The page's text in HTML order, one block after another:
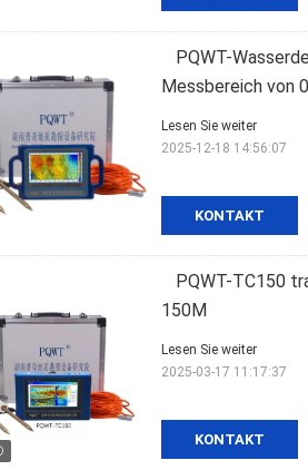
PQWT-
Messbereich von
KONTAKT
Lesen Sie weiter
2025-12-18 14:56:07
PQWT-TC150
150M
KONTAKT
Lesen Sie weiter
2025-03-17 11:17:37